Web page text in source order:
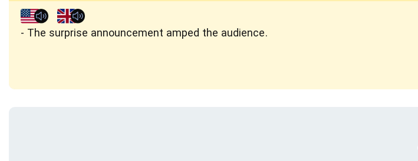
The surprise announcement amped the audience.